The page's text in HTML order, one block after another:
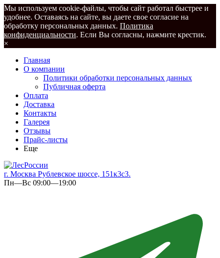
Мы используем cookie-файлы, чтобы сайт работал быстрее и
удобнее. Оставаясь на сайте, вы даете свое согласие на
обработку персональных данных. Политика
конфиденциальности. Если Вы согласны, нажмите крестик.
×
Главная
О компании
Политики обработки персональных данных
Публичная оферта
Оплата
Доставка
Контакты
Галерея
Отзывы
Прайс-листы
Еще
г. Москва Рублевское шоссе, 151к3с3.
Пн—Вс 09:00—19:00